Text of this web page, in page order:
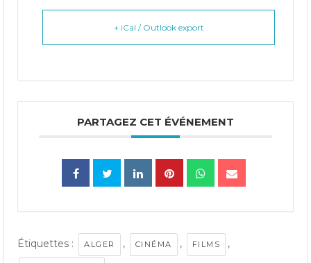
+ iCal / Outlook export
PARTAGEZ CET ÉVÉNEMENT
Étiquettes : ALGER , CINÉMA , FILMS ,